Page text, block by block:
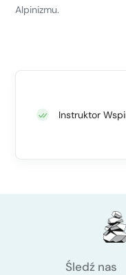
Alpinizmu.
Instruktor
Śledź nas